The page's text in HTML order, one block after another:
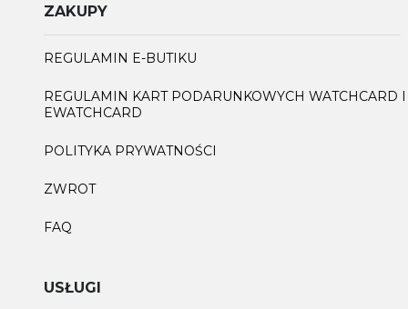
ZAKUPY
REGULAMIN E-BUTIKU
REGULAMIN KART PODARUNKOWYCH WATCHCARD I
EWATCHCARD
POLITYKA PRYWATNOŚCI
ZWROT
FAQ
USŁUGI